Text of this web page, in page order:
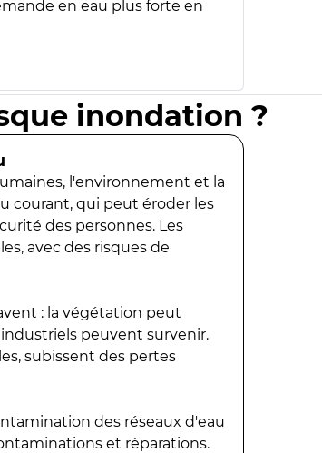
en eau plus forte en
inondation ?
l'environnement et la
courant, qui peut éroder les
des personnes. Les
avec des risques de
: la végétation peut
peuvent survenir.
subissent des pertes
des réseaux d'eau
et réparations.